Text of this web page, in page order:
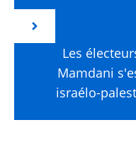
Les
Mamdani
israélo-